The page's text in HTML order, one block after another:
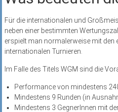
Für die internationalen und
neben einer bestimmten
erspielt man normalerweise mit den
internationalen Turnieren.
Im Falle des Titels WGM sind die
Performance von mindestens
Mindestens 9 Runden (in
Mindestens 3 GegnerInnen mit